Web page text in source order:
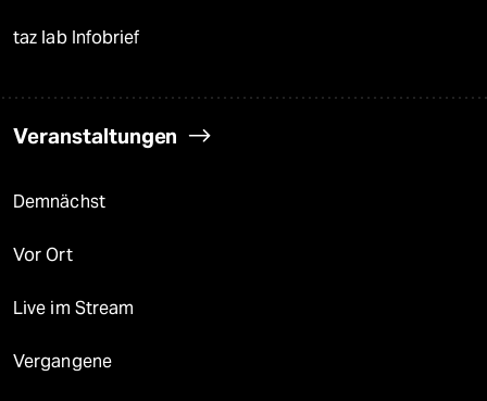
taz lab Infobrief
Veranstaltungen
Demnächst
Vor Ort
Live im Stream
Vergangene